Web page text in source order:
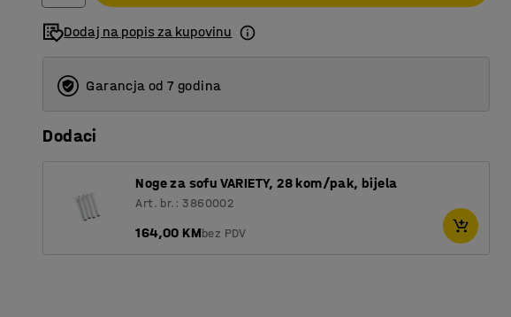
Dodaj na popis za kupovinu
Garancja od 7 godina
Dodaci
Noge za sofu VARIETY, 28 kom/pak, bijela
Art. br.: 3860002
164,00 KMbez PDV